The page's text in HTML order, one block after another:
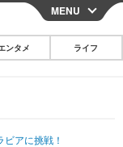
CLOSE
MENU
ンタメ ライフ
アに挑戦！